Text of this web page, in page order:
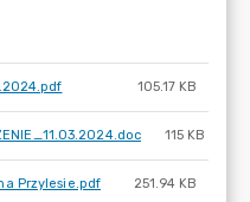
105.17 KB
115 KB
Przylesie.pdf 251.94 KB